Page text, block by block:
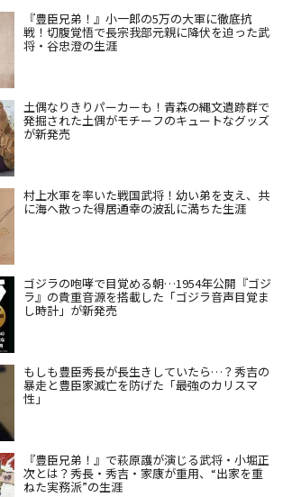
『豊臣兄弟！』小一郎の5万の大軍に徹底抗
戦！切腹覚悟で長宗我部元親に降伏を迫った武
将・谷忠澄の生涯
土偶なりきりパーカーも！青森の縄文遺跡群で
発掘された土偶がモチーフのキュートなグッズ
が新発売
村上水軍を率いた戦国武将！幼い弟を支え、共
に海へ散った得居通幸の波乱に満ちた生涯
ゴジラの咆哮で目覚める朝…1954年公開『ゴジ
ラ』の貴重音源を搭載した「ゴジラ音声目覚ま
し時計」が新発売
もしも豊臣秀長が長生きしていたら…？秀吉の
暴走と豊臣家滅亡を防げた「最強のカリスマ
性」
『豊臣兄弟！』で萩原護が演じる武将・小堀正
次とは？秀長・秀吉・家康が重用、“出家を重
ねた実務派”の生涯